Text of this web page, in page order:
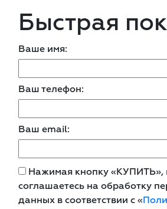
Быстрая
Ваше имя:
Ваш телефон:
Ваш email:
Нажимая кнопку «КУПИТЬ»,
соглашаетесь на обработку
данных в соответствии с «